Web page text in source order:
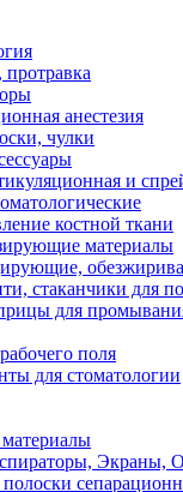
анестезия
чулки
и
костной ткани
материалы
стаканчики для
для
поля
для стоматологии
Экраны,